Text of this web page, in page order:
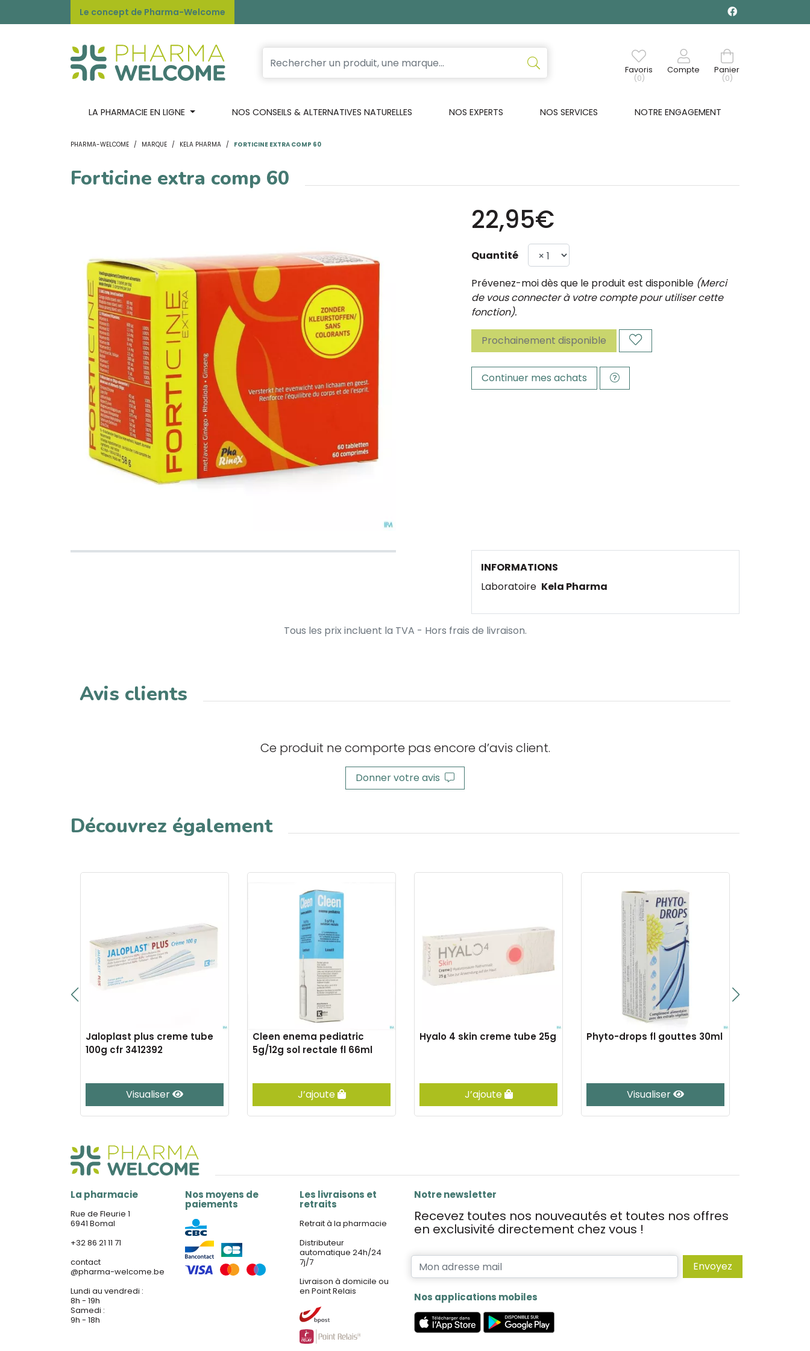
Le concept de Pharma-Welcome
Favoris
(0)
Compte
Panier
(0)
LA PHARMACIE EN LIGNE NOS CONSEILS & ALTERNATIVES NATURELLES NOS EXPERTS NOS SERVICES NOTRE ENGAGEMENT
PHARMA-WELCOME MARQUE KELA PHARMA FORTICINE EXTRA COMP 60
Forticine extra comp 60
22,95€
Quantité
Prévenez-moi dès que le produit est disponible (Merci
de vous connecter à votre compte pour utiliser cette
fonction).
Prochainement disponible
Continuer mes achats
INFORMATIONS
Laboratoire Kela Pharma
Tous les prix incluent la TVA - Hors frais de livraison.
Avis clients
Ce produit ne comporte pas encore d’avis client.
Donner votre avis
Découvrez également
Jaloplast plus creme tube
100g cfr 3412392
Visualiser
Cleen enema pediatric
5g/12g sol rectale fl 66ml
J’ajoute
Hyalo 4 skin creme tube 25g
J’ajoute
Phyto-drops fl gouttes 30ml
Visualiser
La pharmacie
Rue de Fleurie 1
6941 Bomal
+32 86 21 11 71
contact
@pharma-welcome.be
Lundi au vendredi :
8h - 19h
Samedi :
9h - 18h
Nos moyens de
paiements
Les livraisons et
retraits
Retrait à la pharmacie
Distributeur
automatique 24h/24
7j/7
Livraison à domicile ou
en Point Relais
Notre newsletter
Recevez toutes nos nouveautés et toutes nos offres
en exclusivité directement chez vous !
Envoyez
Nos applications mobiles